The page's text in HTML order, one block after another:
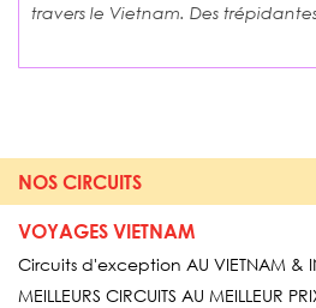
travers le Vietnam. Des
NOS CIRCUITS
VOYAGES VIETNAM
Circuits d'exception AU VIETNAM &
MEILLEURS CIRCUITS AU MEILLEUR